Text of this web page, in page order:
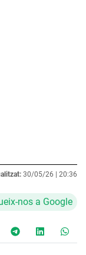
30/05/26 | 20:36
nos a Google